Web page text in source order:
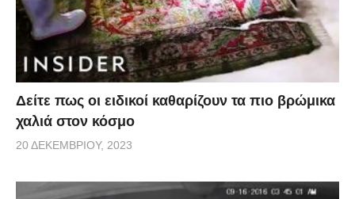
Δείτε πως οι ειδικοί καθαρίζουν τα πιο βρώμικα
χαλιά στον κόσμο
20 ΔΕΚΕΜΒΡΊΟΥ, 2023